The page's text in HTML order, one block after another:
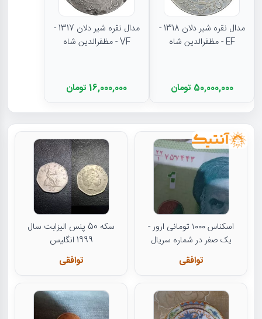
مدال نقره شیر دلان 1318 -
EF - مظفرالدین شاه
50,000,000 تومان
مدال نقره شیر دلان 1317 -
VF - مظفرالدین شاه
16,000,000 تومان
اسکناس ۱۰۰۰ تومانی ارور -
یک صفر در شماره سریال
توافقی
سکه 50 پنس الیزابت سال
1999 انگلیس
توافقی